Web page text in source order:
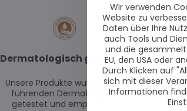
Dermatologisch getestet
Unsere Produkte wurden von
führenden Dermatologen
getestet und empfohlen.
Alle
Wir verwenden
Website zu
Daten über Ihre
auch Tools und
und die
EU, den USA oder
Durch Klicken auf
sich mit dieser
Informationen